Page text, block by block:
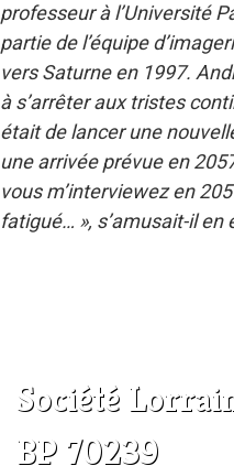
professeur à l’Université
partie de l’équipe
vers Saturne en 1997.
à s’arrêter aux tristes
était de lancer une
une arrivée prévue en
vous m’interviewez en
fatigué… », s’amusait-il
Société
BP 70239